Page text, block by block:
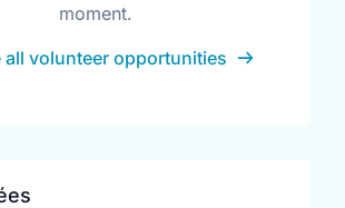
moment.
all volunteer opportunities